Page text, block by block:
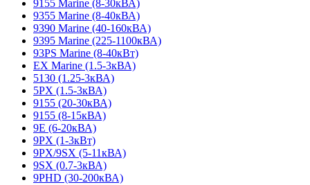
9155 Marine (8-30кВА)
9355 Marine (8-40кВА)
9390 Marine (40-160кВА)
9395 Marine (225-1100кВА)
93PS Marine (8-40кВт)
EX Marine (1.5-3кВА)
5130 (1.25-3кВА)
5PX (1.5-3кВА)
9155 (20-30кВА)
9155 (8-15кВА)
9E (6-20кВА)
9PX (1-3кВт)
9PX/9SX (5-11кВА)
9SX (0.7-3кВА)
9PHD (30-200кВА)